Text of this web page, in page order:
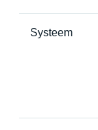
Systeem